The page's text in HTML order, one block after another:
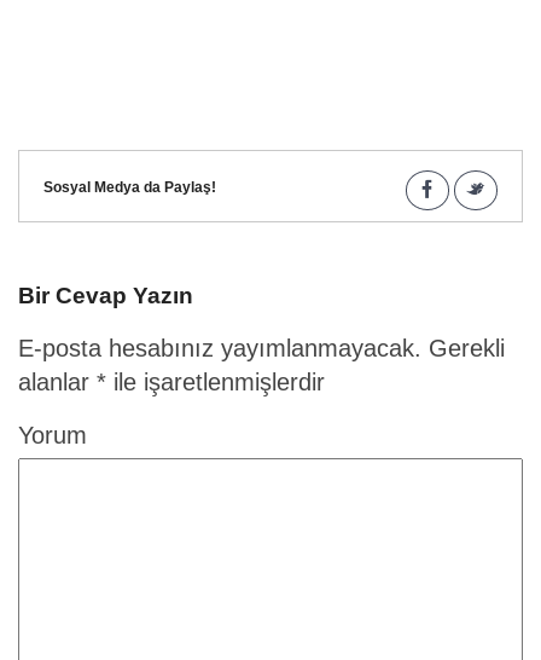
Sosyal Medya da Paylaş!
Bir Cevap Yazın
E-posta hesabınız yayımlanmayacak. Gerekli
alanlar * ile işaretlenmişlerdir
Yorum